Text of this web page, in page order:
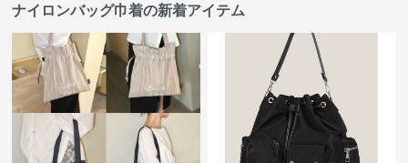
ナイロンバッグ巾着の新着アイテム